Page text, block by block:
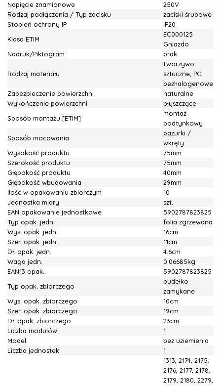
Napięcie znamionowe
250V
Rodzaj podłączenia / Typ zacisku
zaciski śrubowe
Stopień ochrony IP
IP20
Klasa ETIM
EC000125
Gniazdo
Nadruk/Piktogram
brak
Rodzaj materiału
tworzywo
sztuczne, PC,
bezhalogenowe
Zabezpieczenie powierzchni
naturalne
Wykończenie powierzchni
błyszczące
Sposób montażu [ETIM]
montaż
podtynkowy
Sposób mocowania
pazurki /
wkręty
Wysokość produktu
75mm
Szerokość produktu
75mm
Głębokość produktu
40mm
Głębokość wbudowania
29mm
Ilość w opakowaniu zbiorczym
10
Jednostka miary
szt.
EAN opakowanie jednostkowe
5902787823825
Typ opak. jedn.
folia zgrzewana
Wys. opak. jedn.
16cm
Szer. opak. jedn.
11cm
Dł. opak. jedn.
4.6cm
Waga jedn.
0.06685kg
EAN13 opak.
5902787823825
Typ opak. zbiorczego
pudełko
zamykane
Wys. opak. zbiorczego
10cm
Szer. opak. zbiorczego
19cm
Dł. opak. zbiorczego
23cm
Liczba modulów
1
Model
bez uziemienia
Liczba jednostek
1
1313, 2174, 2175,
2176, 2177, 2178,
2179, 2180, 2279,